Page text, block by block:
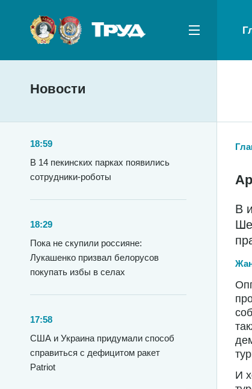
Новости
18:59
В 14 пекинских парках появились
сотрудники-роботы
18:29
Пока не скупили россияне:
Лукашенко призвал белорусов
покупать избы в селах
17:58
США и Украина придумали способ
справиться с дефицитом ракет
Patriot
В
И